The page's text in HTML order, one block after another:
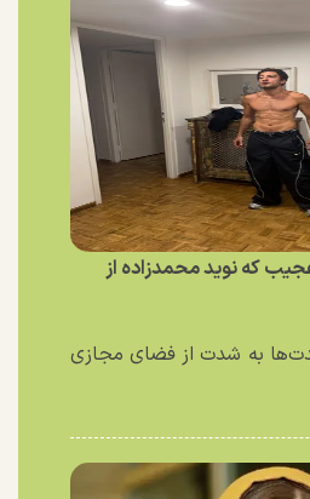
که نوید محمدزاده از
به شدت از فضای مجازی